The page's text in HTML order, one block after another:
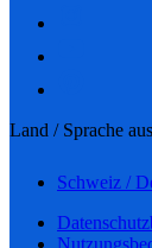
Land / Sprache
Schweiz /